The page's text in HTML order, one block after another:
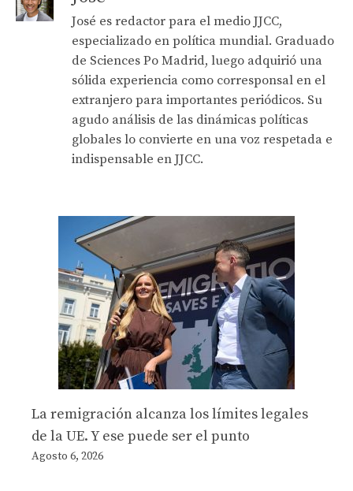
José es redactor para el medio JJCC,
especializado en política mundial. Graduado
de Sciences Po Madrid, luego adquirió una
sólida experiencia como corresponsal en el
extranjero para importantes periódicos. Su
agudo análisis de las dinámicas políticas
globales lo convierte en una voz respetada e
indispensable en JJCC.
La remigración alcanza los límites legales
de la UE. Y ese puede ser el punto
Agosto 6, 2026